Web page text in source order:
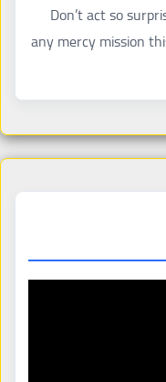
Don’t act so
any mercy mission